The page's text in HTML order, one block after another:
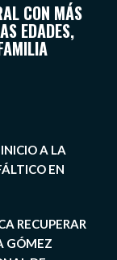
CON MÁS
EDADES,
A LA
EN
RECUPERAR
GÓMEZ